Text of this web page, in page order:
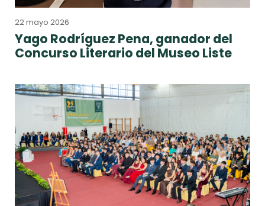
22 mayo 2026
Yago Rodríguez Pena, ganador del
Concurso Literario del Museo Liste